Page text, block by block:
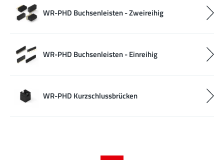
WR-PHD Buchsenleisten - Zweireihig
WR-PHD Buchsenleisten - Einreihig
WR-PHD Kurzschlussbrücken